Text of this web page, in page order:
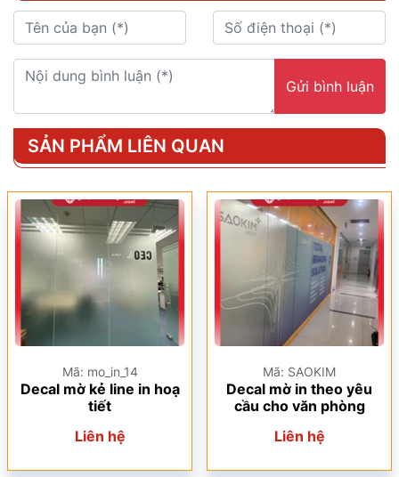
Gửi bình luận
SẢN PHẨM LIÊN QUAN
Mã: mo_in_14
Decal mờ kẻ line in hoạ
tiết
Liên hệ
Mã: SAOKIM
Decal mờ in theo yêu
cầu cho văn phòng
Liên hệ